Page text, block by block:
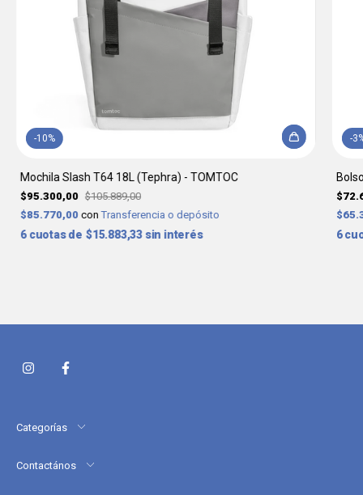
-10%
Mochila Slash T64 18L (Tephra) - TOMTOC
$95.300,00 $105.889,00
$85.770,00 con Transferencia o depósito
6 $15.883,33 sin interés
-3
6
Categorías
Contactános